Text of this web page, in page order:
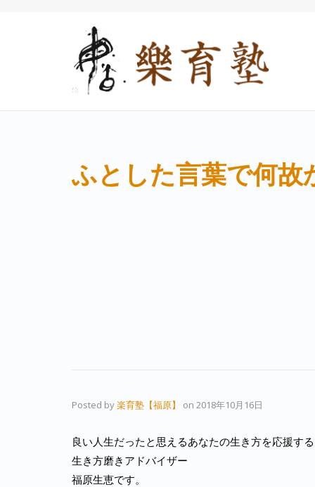
ふとした言葉で何故
Posted by楽育塾【福原】 on 2018年10月16日
良い人生だったと思えるあなたの生き方を応援する
生き方磨きアドバイザー
福原生恵です。